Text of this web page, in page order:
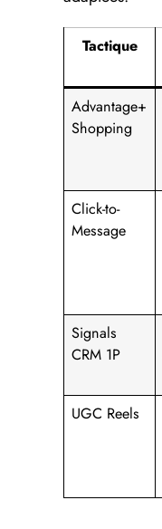
Tactique
Advantage+
Shopping
Click-to-
Message
Signals
CRM 1P
UGC Reels